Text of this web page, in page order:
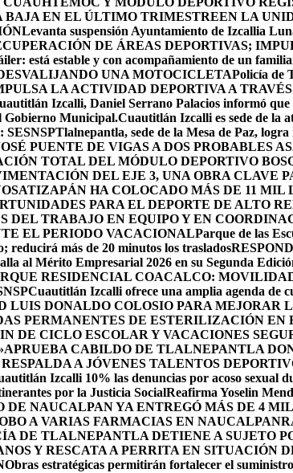
BAJA EN EL ÚLTIMO TRIMESTREEN LA
Levanta suspensión Ayuntamiento de Izcallia
DE ÁREAS DEPORTIVAS;
está estable y con acompañamiento de un
UNA MOTOCICLETAPolicía de
LA ACTIVIDAD DEPORTIVA A
Izcalli, Daniel Serrano Palacios informó
Gobierno Municipal.Cuautitlán Izcalli es sede de la
SESNSPTlalnepantla, sede de la Mesa de Paz,
PUENTE DE VIGAS A DOS PROBABLES
TOTAL DEL MÓDULO DEPORTIVO
DEL EJE 3, UNA OBRA CLAVE
ATIZAPÁN HA COLOCADO MÁS DE 11
PARA EL DEPORTE DE ALTO
DEL TRABAJO EN EQUIPO Y EN
EL PERIODO VACACIONALParque de las
más de 20 minutos los traslados
al Mérito Empresarial 2026 en su Segunda
RESIDENCIAL COACALCO:
Cuautitlán Izcalli ofrece una amplia agenda de
DONALDO COLOSIO PARA
PERMANENTES DE ESTERILIZACIÓN EN
DE CICLO ESCOLAR Y VACACIONES
APRUEBA CABILDO DE TLALNEPANTLA
A JÓVENES TALENTOS
Izcalli 10% las denuncias por acoso sexual
por la Justicia SocialReafirma Yoselin
NAUCALPAN YA ENTREGÓ MÁS DE 4
A VARIAS FARMACIAS EN NAUCALPAN
DE TLALNEPANTLA DETIENE A SUJETO
Y RESCATA A PERRITA EN SITUACIÓN
Obras estratégicas permitirán fortalecer el